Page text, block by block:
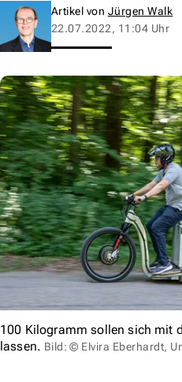
Artikel von Jürgen Walk
22.07.2022, 11:04 Uhr
100 Kilogramm sollen sich mit
lassen. Bild: © Elvira Eberhardt,